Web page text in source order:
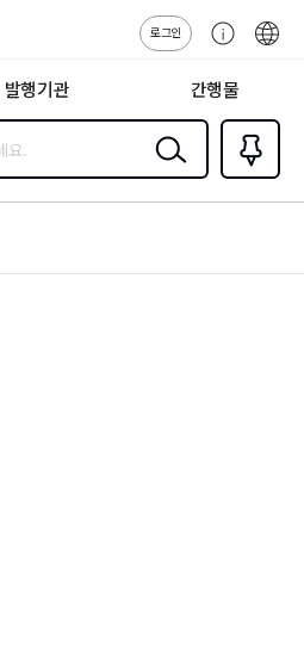
로그인
센
발행기관 간행물
검색
즐겨찾
기0